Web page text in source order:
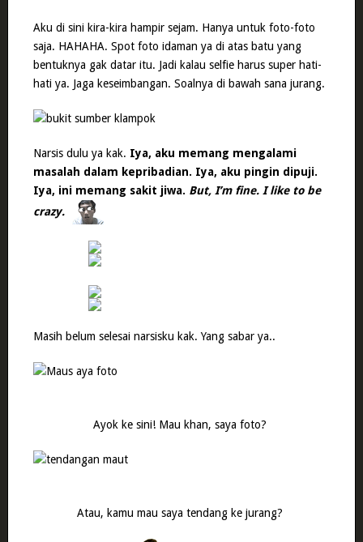
Aku di sini kira-kira hampir sejam. Hanya untuk foto-foto
saja. HAHAHA. Spot foto idaman ya di atas batu yang
bentuknya gak datar itu. Jadi kalau selfie harus super hati-
hati ya. Jaga keseimbangan. Soalnya di bawah sana jurang.
Narsis dulu ya kak. Iya, aku memang mengalami
masalah dalam kepribadian. Iya, aku pingin dipuji.
Iya, ini memang sakit jiwa. But, I’m fine. I like to be
crazy.
Masih belum selesai narsisku kak. Yang sabar ya..
Ayok ke sini! Mau khan, saya foto?
Atau, kamu mau saya tendang ke jurang?